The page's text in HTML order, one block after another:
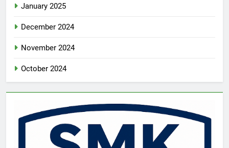
January 2025
December 2024
November 2024
October 2024